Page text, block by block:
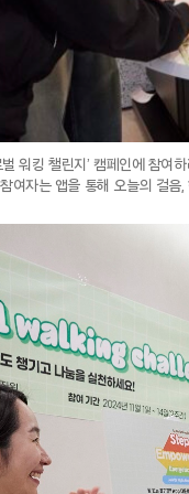
벌 워킹 챌린지’ 캠페인에 참여
참여자는 앱을 통해 오늘의 걸음